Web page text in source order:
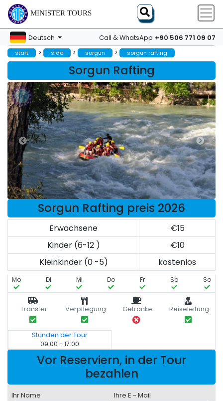
MINISTER TOURS
Deutsch Call & WhatsApp +90 506 771 09 07
start > side > sorgun > sorgun rafting
Sorgun Rafting
Sorgun Rafting preis 2026
Erwachsene
€15
Kinder (6-12 )
€10
Kleinkinder (0 -5)
kostenlos
Mo Di Mi Do Fr Sa So
Transfer Verpflegung Getränke Reiseleitung
Stunden der Tour
09:00 - 17:00
Vor Reserviern, in der Tour
bezahlen
Ihr Name Ihre E - Mail